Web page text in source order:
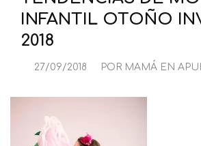
INFANTIL OTOÑO
2018
27/09/2018 POR MAMÁ EN